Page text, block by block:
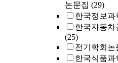
논문집 (29)
한국정보과
한국자동차
(25)
전기학회논
한국식품과